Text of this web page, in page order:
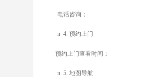
电话咨询；
n 4. 预约上门
预约上门查看时间；
n 5. 地图导航